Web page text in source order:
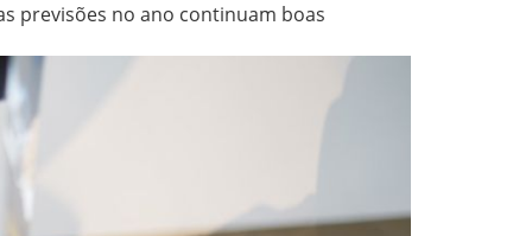
previsões no ano continuam boas